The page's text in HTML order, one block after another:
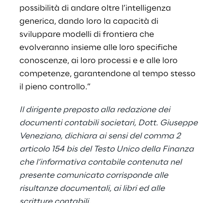
possibilità di andare oltre l’intelligenza
generica, dando loro la capacità di
sviluppare modelli di frontiera che
evolveranno insieme alle loro specifiche
conoscenze, ai loro processi e e alle loro
competenze, garantendone al tempo stesso
il pieno controllo.”
Il dirigente preposto alla redazione dei
documenti contabili societari, Dott. Giuseppe
Veneziano, dichiara ai sensi del comma 2
articolo 154 bis del Testo Unico della Finanza
che l’informativa contabile contenuta nel
presente comunicato corrisponde alle
risultanze documentali, ai libri ed alle